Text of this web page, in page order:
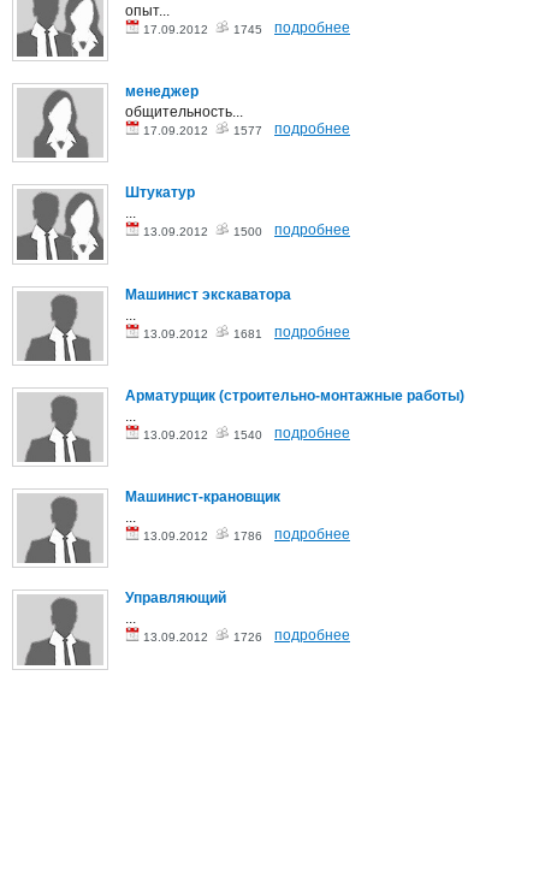
опыт...
17.09.2012 1745 подробнее
менеджер
общительность...
17.09.2012 1577 подробнее
Штукатур
...
13.09.2012 1500 подробнее
Машинист экскаватора
13.09.2012 1681 подробнее
Арматурщик (строительно-монтажные работы)
13.09.2012 1540 подробнее
Машинист-крановщик
...
13.09.2012 1786 подробнее
Управляющий
...
13.09.2012 1726 подробнее